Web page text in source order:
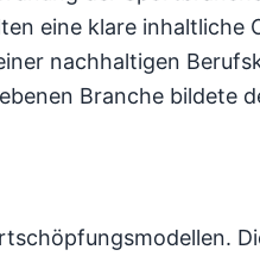
eine klare inhaltliche
nachhaltigen
Branche bildete